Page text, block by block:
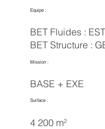
Equipe :
BET Fluides : EST
BET Structure :
Mission :
BASE + EXE
Surface :
4 200 m²